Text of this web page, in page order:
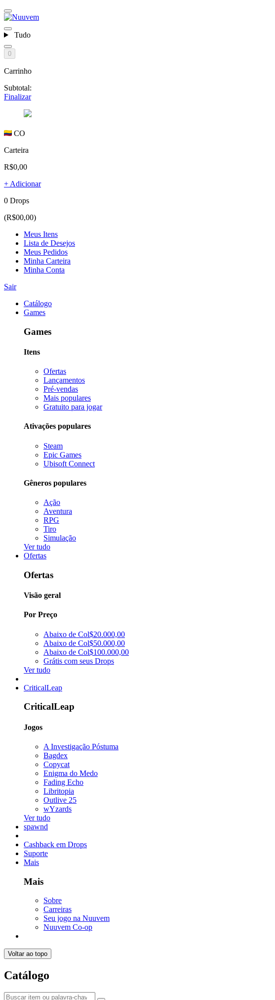
Tudo
0
Carrinho
Subtotal:
Finalizar
CO
Carteira
R$0,00
+ Adicionar
0 Drops
(R$00,00)
Meus Itens
Lista de Desejos
Meus Pedidos
Minha Carteira
Minha Conta
Sair
Catálogo
Games
Games
Itens
Ofertas
Lançamentos
Pré-vendas
Mais populares
Gratuito para jogar
Ativações populares
Steam
Epic Games
Ubisoft Connect
Gêneros populares
Ação
Aventura
RPG
Tiro
Simulação
Ver tudo
Ofertas
Ofertas
Visão geral
Por Preço
Abaixo de Col$20.000,00
Abaixo de Col$50.000,00
Abaixo de Col$100.000,00
Grátis com seus Drops
Ver tudo
CriticalLeap
CriticalLeap
Jogos
A Investigação Póstuma
Bagdex
Copycat
Enigma do Medo
Fading Echo
Libritopia
Outlive 25
wYzards
Ver tudo
spawnd
Cashback em Drops
Suporte
Mais
Mais
Sobre
Carreiras
Seu jogo na Nuuvem
Nuuvem Co-op
Voltar ao topo
Catálogo